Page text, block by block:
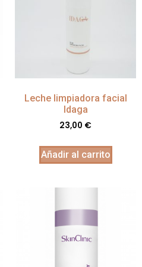
Leche limpiadora facial
Idaga
23,00 €
Añadir al carrito